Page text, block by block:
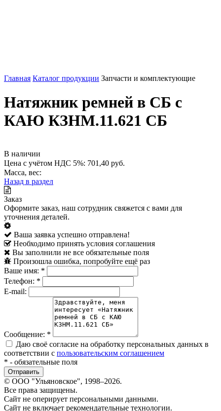
Главная Каталог продукции Запчасти и комплектующие
Натяжник ремней в СБ с
КАЮ КЗНМ.11.621 СБ
В наличии
Цена с учётом НДС 5%: 701,40 руб.
Масса, вес:
Назад в раздел
Заказ
Оформите заказ, наш сотрудник свяжется с вами для
уточнения деталей.
Ваша заявка успешно отправлена!
Необходимо принять условия соглашения
Вы заполнили не все обязательные поля
Произошла ошибка, попробуйте ещё раз
Ваше имя: *
Телефон: *
E-mail:
Сообщение: *
Даю своё согласие на обработку персональных данных в
соответствии с пользовательским соглашением
* - обязательные поля
© ООО "Ульяновское", 1998–2026.
Все права защищены.
Сайт не оперирует персональными данными.
Сайт не включает рекомендательные технологии.